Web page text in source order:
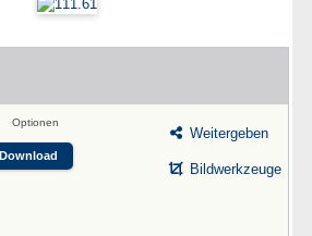
Optionen
Download
Weitergeben
Bildwerkzeuge